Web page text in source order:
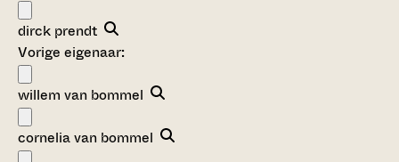
dirck prendt
Vorige eigenaar:
willem van bommel
cornelia van bommel